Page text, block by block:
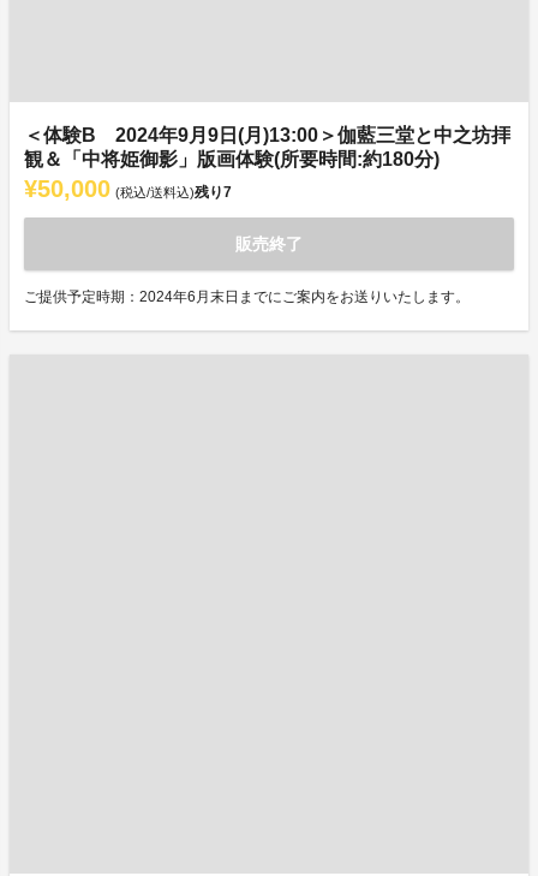
＜体験B 2024年9月9日(月)13:00＞伽藍三堂と中之坊拝
観＆「中将姫御影」版画体験(所要時間:約180分)
¥50,000 (税込/送料込)残り7
販売終了
ご提供予定時期：2024年6月末日までにご案内をお送りいたします。